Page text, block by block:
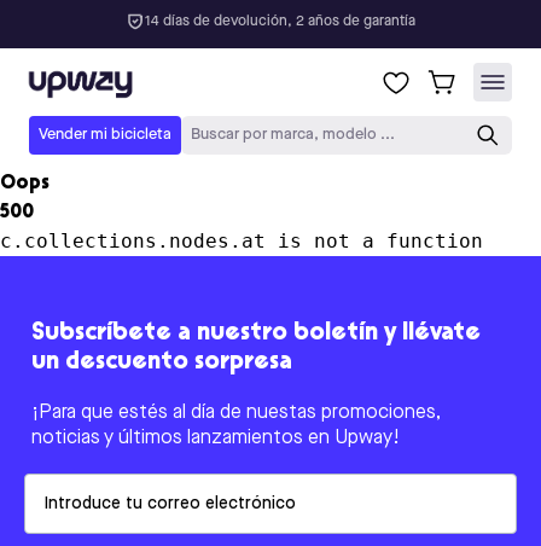
14 días de devolución, 2 años de garantía
Upway
Vender mi bicicleta Buscar por marca, modelo ...
Oops
500
c.collections.nodes.at is not a function
Subscríbete a nuestro boletín y llévate
un descuento sorpresa
¡Para que estés al día de nuestas promociones,
noticias y últimos lanzamientos en Upway!